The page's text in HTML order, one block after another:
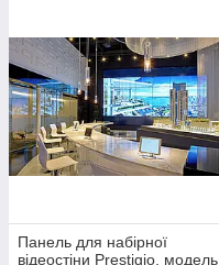
Панель для набірної
відеостіни Prestigio, модель